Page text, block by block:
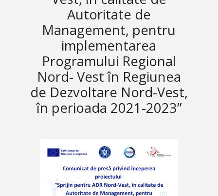
Autoritate de
Management, pentru
implementarea
Programului Regional
Nord- Vest în Regiunea
de Dezvoltare Nord-Vest,
în perioada 2021-2023”